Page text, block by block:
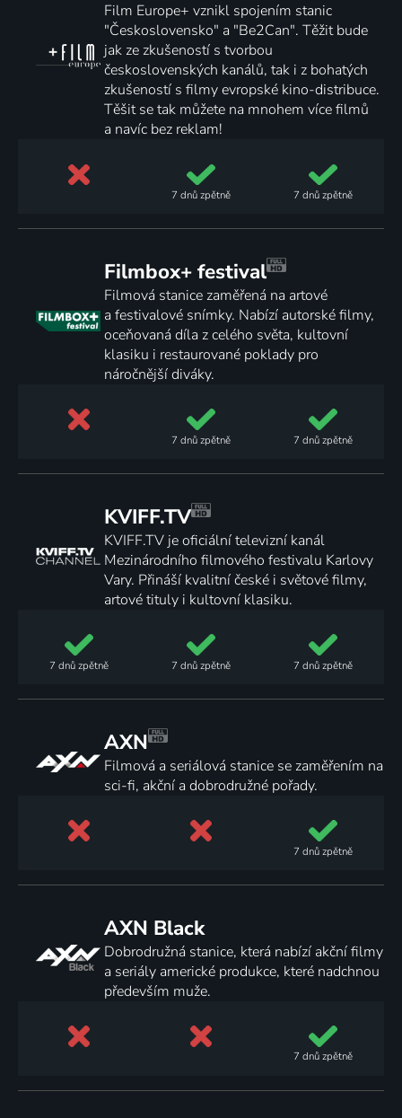
Film Europe+ vznikl spojením stanic
"Československo" a "Be2Can". Těžit bude
jak ze zkušeností s tvorbou
československých kanálů, tak i z bohatých
zkušeností s filmy evropské kino-distribuce.
Těšit se tak můžete na mnohem více filmů
a navíc bez reklam!
7 dnůzpětně 7 dnůzpětně
Filmbox+ festival
Filmová stanice zaměřená na artové
a festivalové snímky. Nabízí autorské filmy,
oceňovaná díla z celého světa, kultovní
klasiku i restaurované poklady pro
náročnější diváky.
7 dnůzpětně 7 dnůzpětně
KVIFF.TV
KVIFF.TV je oficiální televizní kanál
Mezinárodního filmového festivalu Karlovy
Vary. Přináší kvalitní české i světové filmy,
artové tituly i kultovní klasiku.
7 dnůzpětně 7 dnůzpětně 7 dnůzpětně
AXN
Filmová a seriálová stanice se zaměřením na
sci-fi, akční a dobrodružné pořady.
7 dnůzpětně
AXN Black
Dobrodružná stanice, která nabízí akční filmy
a seriály americké produkce, které nadchnou
především muže.
7 dnůzpětně